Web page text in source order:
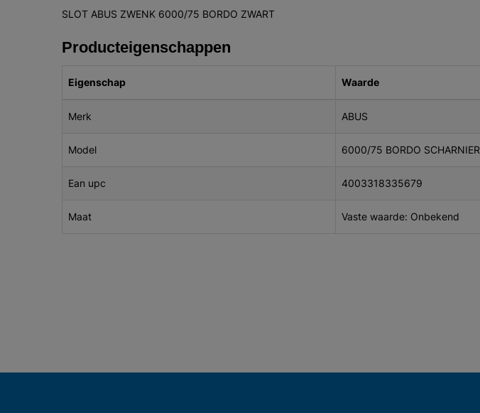
SLOT ABUS ZWENK 6000/75 BORDO ZWART
Producteigenschappen
Eigenschap Waarde
Merk ABUS
Model 6000/75 BORDO SCHARNIER
Ean upc 4003318335679
Maat Vaste waarde: Onbekend